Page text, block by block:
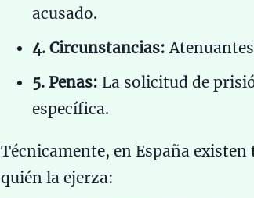
acusado.
4. Circunstancias:
5. Penas: La solicitud de
específica.
Técnicamente, en España existen
quién la ejerza: